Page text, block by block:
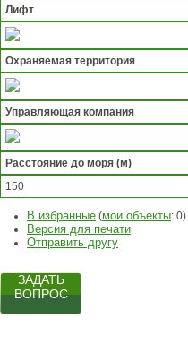
Лифт
Охраняемая территория
Управляющая компания
Расстояние до моря (м)
150
В избранные (мои объекты: 0)
Версия для печати
Отправить другу
ЗАДАТЬ
ВОПРОС